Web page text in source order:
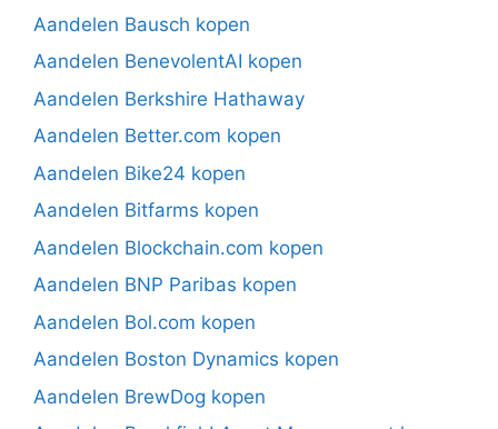
Aandelen Bausch kopen
Aandelen BenevolentAI kopen
Aandelen Berkshire Hathaway
Aandelen Better.com kopen
Aandelen Bike24 kopen
Aandelen Bitfarms kopen
Aandelen Blockchain.com kopen
Aandelen BNP Paribas kopen
Aandelen Bol.com kopen
Aandelen Boston Dynamics kopen
Aandelen BrewDog kopen